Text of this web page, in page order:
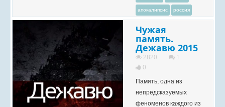
апокалипсис россия
Чужая
память.
Дежавю 2015
2820
1
0
Память, одна из
непредсказуемых
феноменов каждого из